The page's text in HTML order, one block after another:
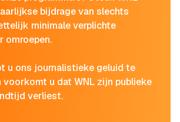
bijdrage van slechts
minimale verplichte
omroepen.
u ons journalistieke geluid te
voorkomt u dat WNL zijn publieke
verliest.